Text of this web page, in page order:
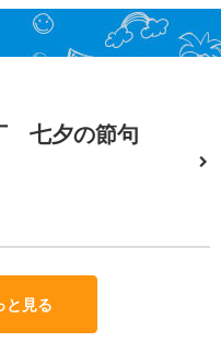
七夕の節句
と見る